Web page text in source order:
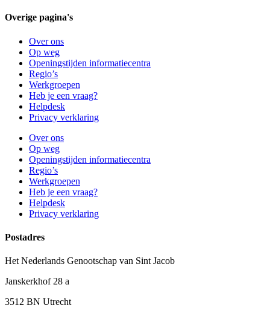
Overige pagina's
Over ons
Op weg
Openingstijden informatiecentra
Regio’s
Werkgroepen
Heb je een vraag?
Helpdesk
Privacy verklaring
Over ons
Op weg
Openingstijden informatiecentra
Regio’s
Werkgroepen
Heb je een vraag?
Helpdesk
Privacy verklaring
Postadres
Het Nederlands Genootschap van Sint Jacob
Janskerkhof 28 a
3512 BN Utrecht